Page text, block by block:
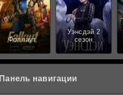
Фоллаут
Уэнсдэй 2
сезон
Панель навигации